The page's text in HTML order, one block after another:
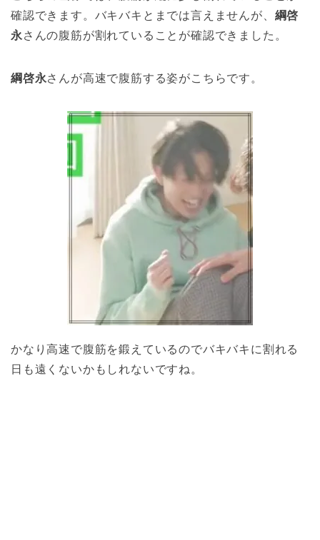
確認できます。バキバキとまでは言えませんが、 綱啓
永さんの腹筋が割れていることが確認できました。
綱啓永さんが高速で腹筋する姿がこちらです。
かなり高速で腹筋を鍛えているのでバキバキに割れる
日も遠くないかもしれないですね。